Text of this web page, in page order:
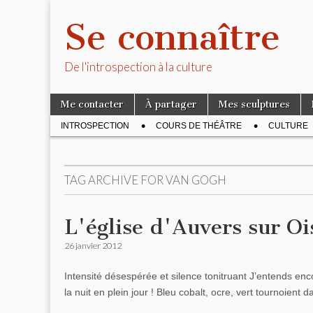
Se connaître
De l'introspection à la culture
Main menu
Skip to content
Me contacter À partager Mes sculptures
Sub menu
INTROSPECTION COURS DE THÉÂTRE CULTURE
TAG ARCHIVE FORVAN GOGH
L'église d'Auvers sur
26 janvier 2012
Intensité désespérée et silence tonitruant J’entends
la nuit en plein jour ! Bleu cobalt, ocre, vert tournoient